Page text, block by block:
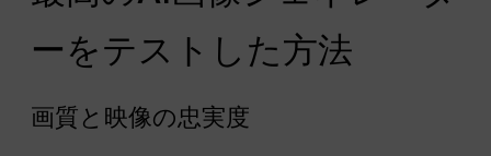
ーをテストした方法
画質と映像の忠実度